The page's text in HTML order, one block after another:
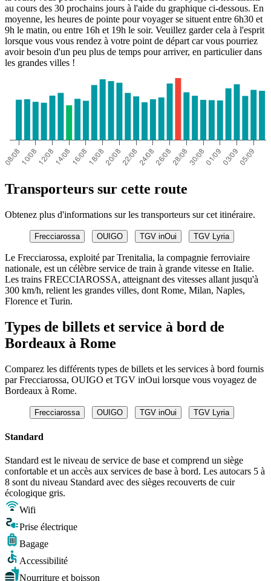
au cours des 30 prochains jours à l'aide du graphique ci-dessous. En
moyenne, les heures de pointe pour voyager se situent entre 6h30 et
9h le matin, ou entre 16h et 19h le soir. Veuillez garder cela à l'esprit
lorsque vous vous rendez à votre point de départ car vous pourriez
avoir besoin d'un peu plus de temps pour arriver, en particulier dans
les grandes villes !
Transporteurs sur cette route
Obtenez plus d'informations sur les transporteurs sur cet itinéraire.
Frecciarossa OUIGO TGV inOui TGV Lyria
Le Frecciarossa, exploité par Trenitalia, la compagnie ferroviaire
nationale, est un célèbre service de train à grande vitesse en Italie.
Les trains FRECCIAROSSA, atteignant des vitesses allant jusqu'à
300 km/h, relient les grandes villes, dont Rome, Milan, Naples,
Florence et Turin.
Types de billets et service à bord de
Bordeaux à Rome
Comparez les différents types de billets et les services à bord fournis
par Frecciarossa, OUIGO et TGV inOui lorsque vous voyagez de
Bordeaux à Rome.
Frecciarossa OUIGO TGV inOui TGV Lyria
Standard
Standard est le niveau de service de base et comprend un siège
confortable et un accès aux services de base à bord. Les autocars 5 à
8 sont du niveau Standard avec des sièges recouverts de cuir
écologique gris.
Wifi
Prise électrique
Bagage
Accessibilité
Nourriture et boisson